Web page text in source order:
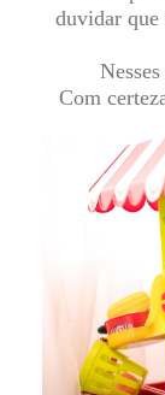
duvidar que
Com